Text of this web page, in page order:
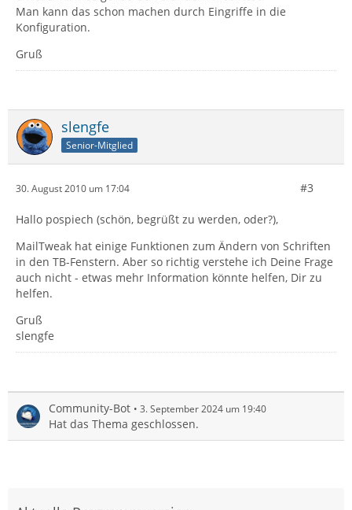
Man kann das schon machen durch Eingriffe in die
Konfiguration.
Gruß
slengfe
Senior-Mitglied
30. August 2010 um 17:04 #3
Hallo pospiech (schön, begrüßt zu werden, oder?),
MailTweak hat einige Funktionen zum Ändern von Schriften
in den TB-Fenstern. Aber so richtig verstehe ich Deine Frage
auch nicht - etwas mehr Information könnte helfen, Dir zu
helfen.
Gruß
slengfe
Community-Bot 3. September 2024 um 19:40
Hat das Thema geschlossen.